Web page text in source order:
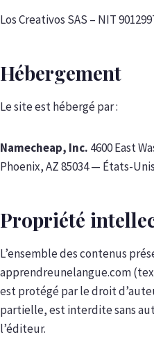
Los Creativos SAS – NIT
Hébergement
Le site est hébergé par :
Namecheap, Inc. 4600 East
Phoenix, AZ 85034 — États-
Propriété
L’ensemble des contenus
apprendreunelangue.com
est protégé par le droit
partielle, est interdite sans
l’éditeur.